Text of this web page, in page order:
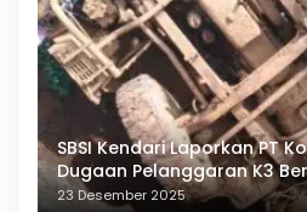
SBSI Kendari Laporkan PT
Dugaan Pelanggaran K3
23 Desember 2025